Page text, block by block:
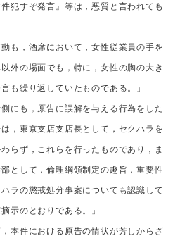
犯すぞ発言』等は，悪質と言われても
も，酒席において，女性従業員の手を
外の場面でも，特に，女性の胸の大き
も繰り返していたものである。」
にも，原告に誤解を与える行為をした
，東京支店支店長として，セクハラを
らず，これらを行ったものであり，ま
として，倫理綱領制定の趣旨，重要性
ラの懲戒処分事案についても認識して
示のとおりである。」
，本件における原告の情状が芳しからざ